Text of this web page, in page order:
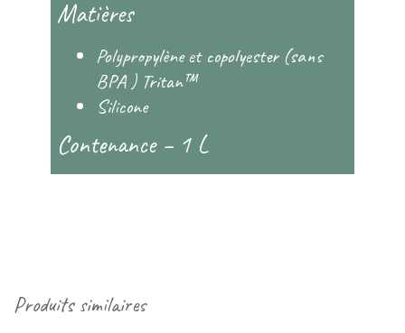
Matières
Polypropylène et copolyester (sans
BPA ) Tritan™
Silicone
Contenance – 1 L
Produits similaires